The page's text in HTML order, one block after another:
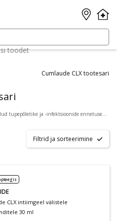
toodet
Cumlaude CLX tootesari
Kloorheksidiiniga CLX sarja tooteid on loodud tupepõletike ja -infektsioonide ennetuseks ja ravi toetamiseks ning intiimpiirkonna ebamugavustunde korral kasutamiseks. Sarja kõik kolm toodet sobivad kasutamiseks ka rasedatele.
Filtrid ja sorteerimine
CLX intiimgeel välistele
30 ml